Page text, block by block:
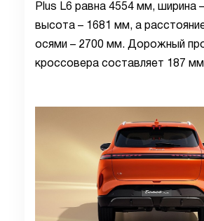
Plus L6 равна 4554 мм, ширина
высота – 1681 мм, а
осями – 2700 мм. Дорожный
кроссовера составляет 187